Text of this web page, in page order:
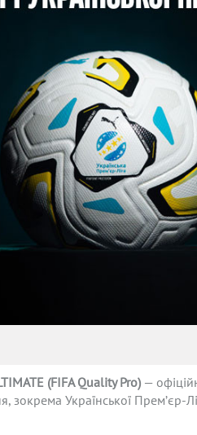
(FIFAQualityPro) —
зокрема Української Прем’єр-